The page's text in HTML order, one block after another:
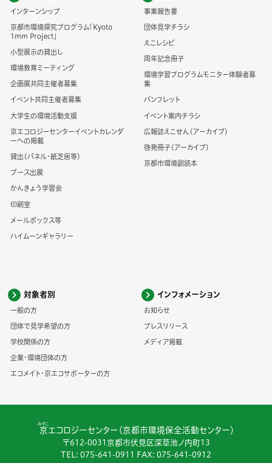
インターンシップ
京都市環境探究プログラム「Kyoto
1mm Project」
小型展示の貸出し
環境教育ミーティング
企画展共同主催者募集
イベント共同主催者募集
大学生の環境活動支援
京エコロジーセンターイベントカレンダ
ーへの掲載
貸出（パネル・紙芝居等）
ブース出展
かんきょう学習会
印刷室
メールボックス等
ハイムーンギャラリー
事業報告書
団体見学チラシ
えこレシピ
周年記念冊子
環境学習プログラムモニター体験者募
集
パンフレット
イベント案内チラシ
広報誌えこせん（アーカイブ）
啓発冊子（アーカイブ）
京都市環境副読本
対象者別
一般の方
団体で見学希望の方
学校関係の方
企業・環境団体の方
エコメイト・京エコサポーターの方
インフォメーション
お知らせ
プレスリリース
メディア掲載
京
みやこ
エコロジーセンター（京都市環境保全活動センター）
〒612-0031京都市伏見区深草池ノ内町13
TEL: 075-641-0911 FAX: 075-641-0912